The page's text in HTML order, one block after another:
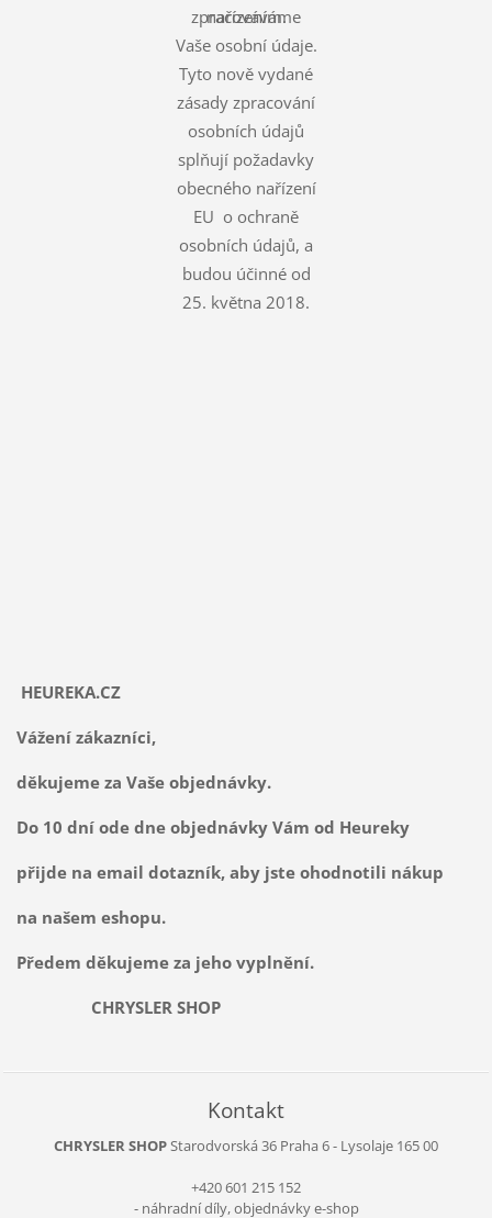
nařízením.
zpracováváme
Vaše osobní údaje.
Tyto nově vydané
zásady zpracování
osobních údajů
splňují požadavky
obecného nařízení
EU o ochraně
osobních údajů, a
budou účinné od
25. května 2018.
HEUREKA.CZ
Vážení zákazníci,
děkujeme za Vaše objednávky.
Do 10 dní ode dne objednávky Vám od Heureky
přijde na email dotazník, aby jste ohodnotili nákup
na našem eshopu.
Předem děkujeme za jeho vyplnění.
CHRYSLER SHOP
Kontakt
CHRYSLER SHOPStarodvorská 36 Praha 6 - Lysolaje 165 00
+420 601 215 152
- náhradní díly, objednávky e-shop